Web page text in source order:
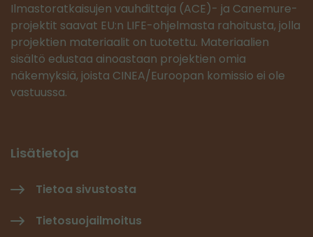
Ilmastoratkaisujen vauhdittaja (ACE)- ja Canemure-
projektit saavat EU:n LIFE-ohjelmasta rahoitusta, jolla
projektien materiaalit on tuotettu. Materiaalien
sisältö edustaa ainoastaan projektien omia
näkemyksiä, joista CINEA/Euroopan komissio ei ole
vastuussa.
Lisätietoja
Tietoa sivustosta
Tietosuojailmoitus